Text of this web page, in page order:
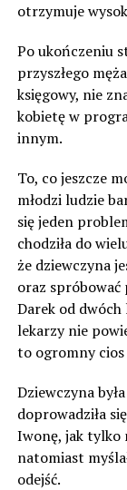
otrzymuje
Po ukończeniu
przyszłego
księgowy, nie
kobietę w
innym.
To, co jeszcze
młodzi ludzie
się jeden
chodziła do
że dziewczyna
oraz
Darek od
lekarzy nie
to ogromny cios
Dziewczyna
doprowadziła
Iwonę, jak tylko
natomiast
odejść.